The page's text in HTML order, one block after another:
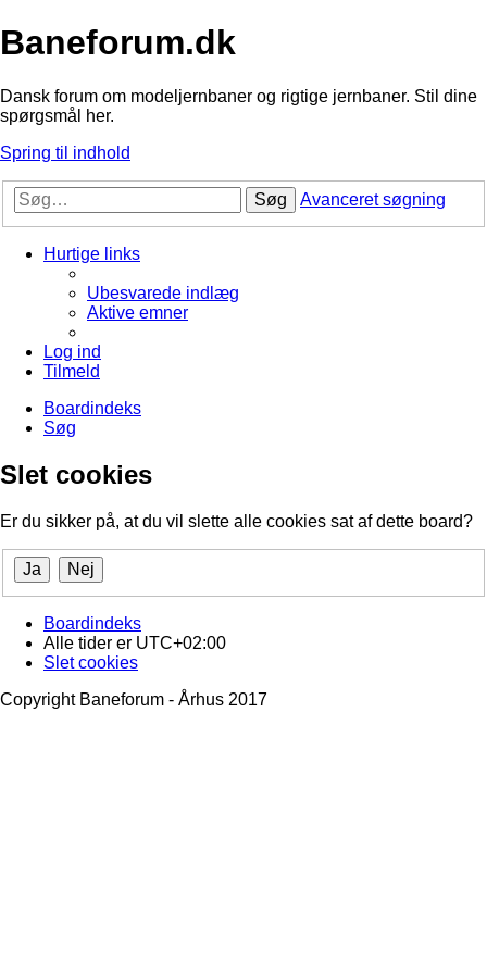
Baneforum.dk
Dansk forum om modeljernbaner og rigtige jernbaner. Stil dine
spørgsmål her.
Spring til indhold
Søg Avanceret søgning
Hurtige links
Ubesvarede indlæg
Aktive emner
Log ind
Tilmeld
Boardindeks
Søg
Slet cookies
Er du sikker på, at du vil slette alle cookies sat af dette board?
Boardindeks
Alle tider er UTC+02:00
Slet cookies
Copyright Baneforum - Århus 2017